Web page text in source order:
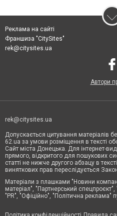
Реклама на сайті
Франшиза "CitySites"
rek@citysites.ua
Автори
rek@citysites.ua
Допускається цитування матеріалів
62.ua за умови розміщення в тексті
Сайт міста Донецька. Для інтернет-
прямого, відкритого для пошукових
статті не нижче другого абзацу в
виняткових прав переслідується
Матеріали з плашками "Новини
матеріал", "Партнерський спецпроєкт",
"PR", "Офіційно", "Політична реклама"